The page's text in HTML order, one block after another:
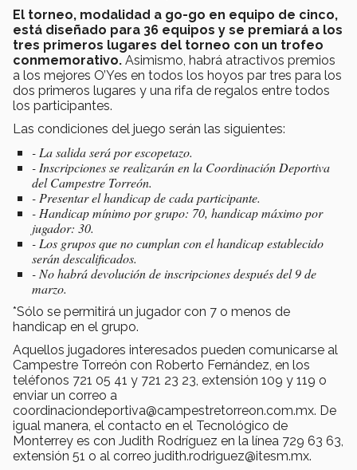
El torneo, modalidad a go-go en equipo de cinco,
está diseñado para 36 equipos y se premiará a los
tres primeros lugares del torneo con un trofeo
conmemorativo. Asimismo, habrá atractivos premios
a los mejores O’Yes en todos los hoyos par tres para los
dos primeros lugares y una rifa de regalos entre todos
los participantes.
Las condiciones del juego serán las siguientes:
- La salida será por escopetazo.
- Inscripciones se realizarán en la Coordinación Deportiva
del Campestre Torreón.
- Presentar el handicap de cada participante.
- Handicap mínimo por grupo: 70, handicap máximo por
jugador: 30.
- Los grupos que no cumplan con el handicap establecido
serán descalificados.
- No habrá devolución de inscripciones después del 9 de
marzo.
*Sólo se permitirá un jugador con 7 o menos de
handicap en el grupo.
Aquellos jugadores interesados pueden comunicarse al
Campestre Torreón con Roberto Fernández, en los
teléfonos 721 05 41 y 721 23 23, extensión 109 y 119 o
enviar un correo a
coordinaciondeportiva@campestretorreon.com.mx. De
igual manera, el contacto en el Tecnológico de
Monterrey es con Judith Rodríguez en la línea 729 63 63,
extensión 51 o al correo judith.rodriguez@itesm.mx.